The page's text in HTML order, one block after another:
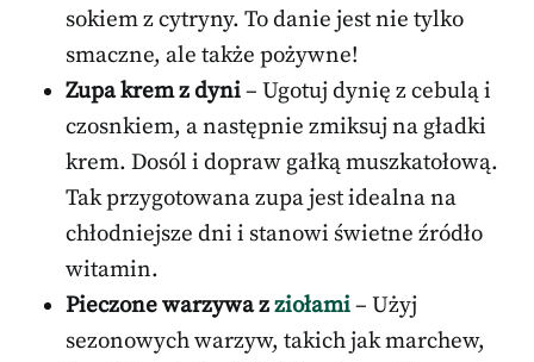
sokiem z cytryny. To danie jest nie tylko
smaczne, ale także pożywne!
Zupa krem z dyni– Ugotuj dynię z cebulą i
czosnkiem, a następnie zmiksuj na gładki
krem. Dosól i dopraw gałką muszkatołową.
Tak przygotowana zupa jest idealna na
chłodniejsze dni i stanowi świetne źródło
witamin.
Pieczone warzywa zziołami– Użyj
sezonowych warzyw, takich jak marchew,